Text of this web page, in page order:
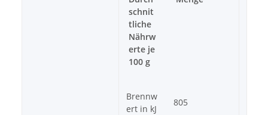
schnit
tliche
Nährw
erte je
100 g
Brennw
ert in kJ
805